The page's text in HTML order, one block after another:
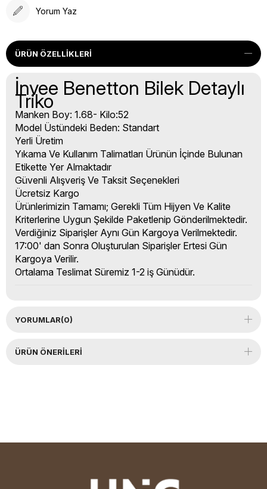
Yorum Yaz
ÜRÜN ÖZELLIKLERI
İnvee Benetton Bilek Detaylı
Triko
Manken Boy: 1.68- Kilo:52
Model Üstündeki Beden: Standart
Yerli Üretim
Yıkama Ve Kullanım Talimatları Ürünün İçinde Bulunan
Etikette Yer Almaktadır
Güvenli Alışveriş Ve Taksit Seçenekleri
Ücretsiz Kargo
Ürünlerimizin Tamamı; Gerekli Tüm Hijyen Ve Kalite
Kriterlerine Uygun Şekilde Paketlenip Gönderilmektedir.
Verdiğiniz Siparişler Aynı Gün Kargoya Verilmektedir.
17:00' dan Sonra Oluşturulan Siparişler Ertesi Gün
Kargoya Verilir.
Ortalama Teslimat Süremiz 1-2 iş Günüdür.
YORUMLAR(0)
ÜRÜN ÖNERILERI